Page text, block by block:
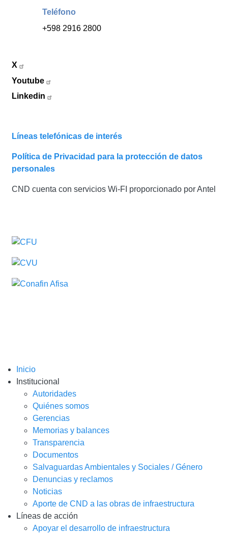
Teléfono
+598 2916 2800
X
Youtube
Linkedin
Líneas telefónicas de interés
Política de Privacidad para la protección de datos
personales
CND cuenta con servicios Wi-FI proporcionado por Antel
Inicio
Institucional
Autoridades
Quiénes somos
Gerencias
Memorias y balances
Transparencia
Documentos
Salvaguardas Ambientales y Sociales / Género
Denuncias y reclamos
Noticias
Aporte de CND a las obras de infraestructura
Líneas de acción
Apoyar el desarrollo de infraestructura